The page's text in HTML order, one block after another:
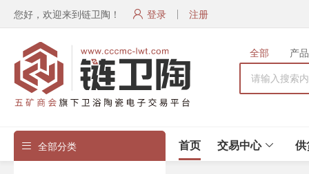
您好，欢迎来到链卫陶！ 登录 注册
全部 产品
首页 交易中心 供
全部分类
全部分类